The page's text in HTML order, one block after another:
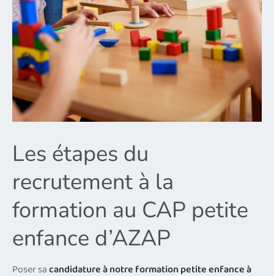
Les étapes du
recrutement à la
formation au CAP petite
enfance d’AZAP
Poser sacandidature à notre formation petite enfance à